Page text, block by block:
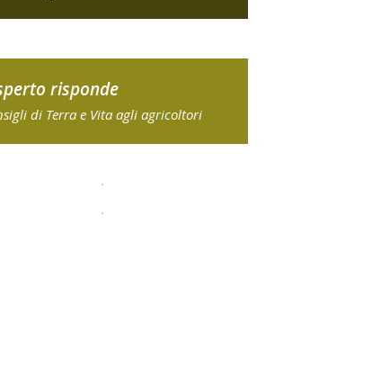
risponde
di Terra e Vita agli agricoltori